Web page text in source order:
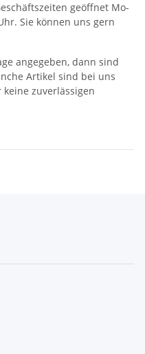
geöffnet Mo-
Sie können uns gern
angegeben, dann sind
Artikel sind bei uns
zuverlässigen